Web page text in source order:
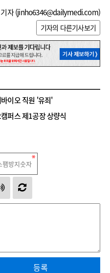
자 (jinho6346@dailymedi.com)
기자의 다른기사보기
이오 직원 '유죄'
퍼스 제1공장 상량식
등록